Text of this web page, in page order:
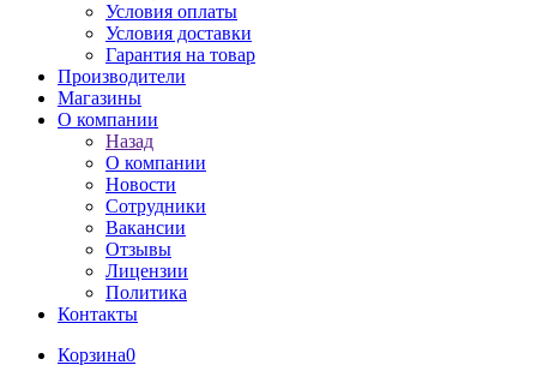
Условия оплаты
Условия доставки
Гарантия на товар
Производители
Магазины
О компании
Назад
О компании
Новости
Сотрудники
Вакансии
Отзывы
Лицензии
Политика
Контакты
Корзина0